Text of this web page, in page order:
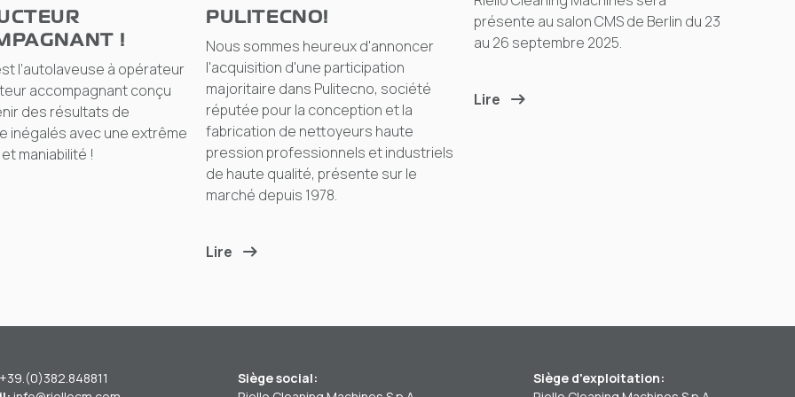
!
l’autolaveuse à opérateur
accompagnant conçu
des résultats de
inégalés avec une extrême
maniabilité !
PULITECNO!
Nous sommes heureux d'annoncer
l'acquisition d'une participation
majoritaire dans Pulitecno, société
réputée pour la conception et la
fabrication de nettoyeurs haute
pression professionnels et industriels
de haute qualité, présente sur le
marché depuis 1978.
Lire
présente au salon CMS de Berlin du 23
au 26 septembre 2025.
Lire
+39.(0)382.848811
Siège social:
Siège d'exploitation: